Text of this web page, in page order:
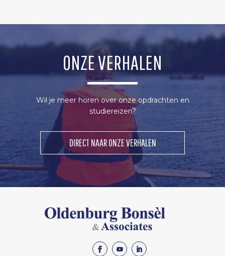
ONZE VERHALEN
Wil je meer horen over onze opdrachten en
studiereizen?
DIRECT NAAR ONZE VERHALEN
OLDENBURG
FacebookYoutubeLinkedin